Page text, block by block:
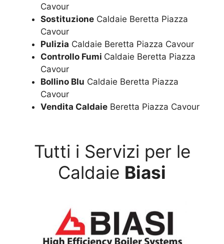
Cavour
Sostituzione Caldaie Beretta Piazza
Cavour
Pulizia Caldaie Beretta Piazza Cavour
Controllo Fumi Caldaie Beretta Piazza
Cavour
Bollino Blu Caldaie Beretta Piazza
Cavour
Vendita Caldaie Beretta Piazza Cavour
Tutti i Servizi per le
Caldaie Biasi